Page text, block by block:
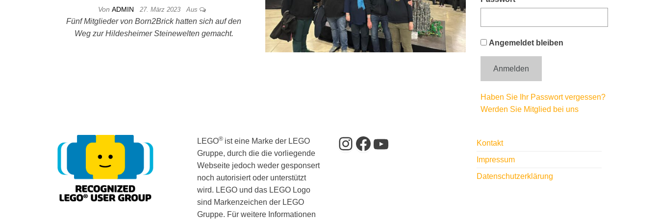
Von ADMIN 27. März 2023 Aus
Fünf Mitglieder von Born2Brick hatten sich auf den
Weg zur Hildesheimer Steinewelten gemacht.
Angemeldet bleiben
Haben Sie Ihr Passwort vergessen?
Werden Sie Mitglied bei uns
LEGO® ist eine Marke der LEGO
Gruppe, durch die die vorliegende
Webseite jedoch weder gesponsert
noch autorisiert oder unterstützt
wird. LEGO und das LEGO Logo
sind Markenzeichen der LEGO
Gruppe. Für weitere Informationen
Instagram
Facebook
YouTube
Kontakt
Impressum
Datenschutzerklärung